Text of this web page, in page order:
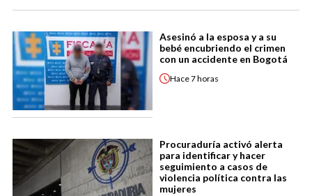
Asesinó a la esposa y a su
bebé encubriendo el crimen
con un accidente en Bogotá
Hace7 horas
Procuraduría activó alerta
para identificar y hacer
seguimiento a casos de
violencia política contra las
mujeres